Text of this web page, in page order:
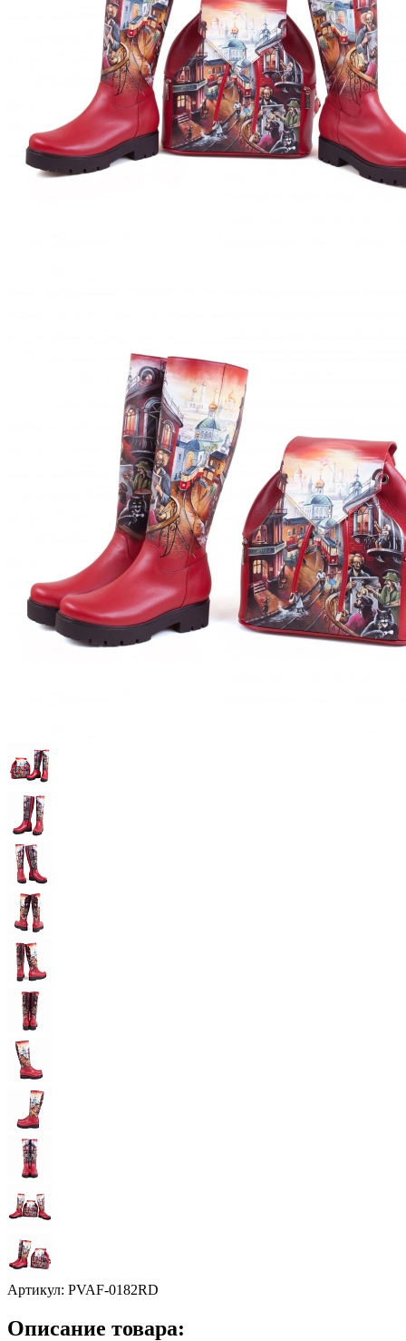
Артикул: PVAF-0182RD
Описание товара: